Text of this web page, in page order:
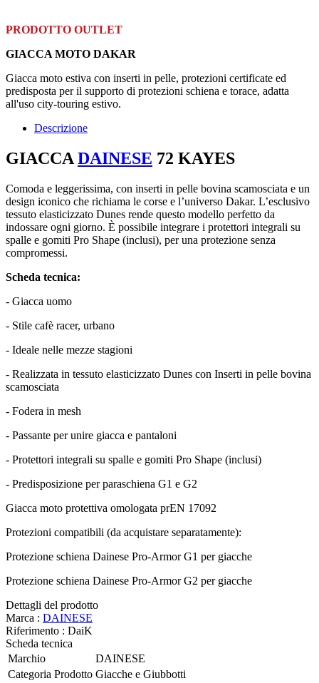
PRODOTTO OUTLET
GIACCA MOTO DAKAR
Giacca moto estiva con inserti in pelle, protezioni certificate ed
predisposta per il supporto di protezioni schiena e torace, adatta
all'uso city-touring estivo.
Descrizione
GIACCA DAINESE 72 KAYES
Comoda e leggerissima, con inserti in pelle bovina scamosciata e un
design iconico che richiama le corse e l’universo Dakar. L’esclusivo
tessuto elasticizzato Dunes rende questo modello perfetto da
indossare ogni giorno. È possibile integrare i protettori integrali su
spalle e gomiti Pro Shape (inclusi), per una protezione senza
compromessi.
Scheda tecnica:
- Giacca uomo
- Stile cafè racer, urbano
- Ideale nelle mezze stagioni
- Realizzata in tessuto elasticizzato Dunes con Inserti in pelle bovina
scamosciata
- Fodera in mesh
- Passante per unire giacca e pantaloni
- Protettori integrali su spalle e gomiti Pro Shape (inclusi)
- Predisposizione per paraschiena G1 e G2
Giacca moto protettiva omologata prEN 17092
Protezioni compatibili (da acquistare separatamente):
Protezione schiena Dainese Pro-Armor G1 per giacche
Protezione schiena Dainese Pro-Armor G2 per giacche
Dettagli del prodotto
Marca : DAINESE
Riferimento : DaiK
Scheda tecnica
Marchio
DAINESE
Categoria Prodotto Giacche e Giubbotti